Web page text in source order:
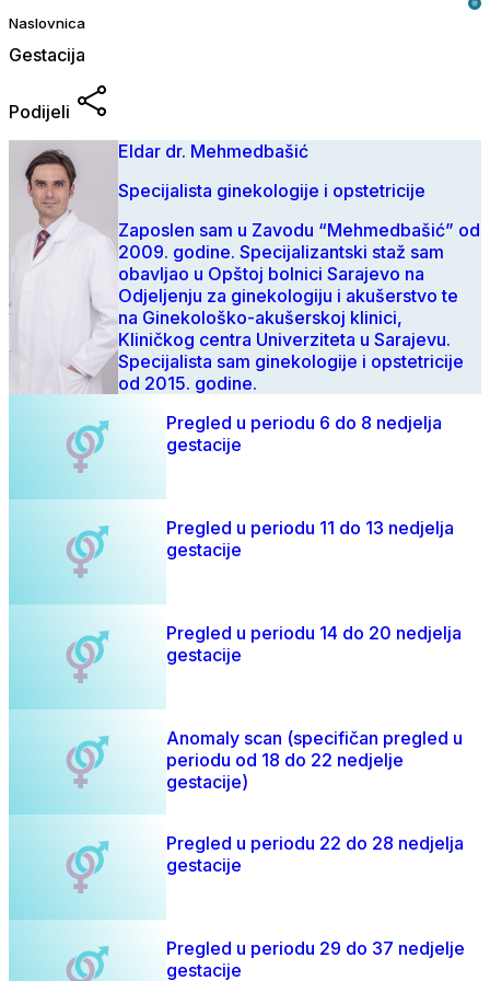
Naslovnica
Gestacija
Podijeli
Eldar dr. Mehmedbašić
Specijalista ginekologije i opstetricije
Zaposlen sam u Zavodu “Mehmedbašić” od
2009. godine. Specijalizantski staž sam
obavljao u Opštoj bolnici Sarajevo na
Odjeljenju za ginekologiju i akušerstvo te
na Ginekološko-akušerskoj klinici,
Kliničkog centra Univerziteta u Sarajevu.
Specijalista sam ginekologije i opstetricije
od 2015. godine.
Pregled u periodu 6 do 8 nedjelja
gestacije
Pregled u periodu 11 do 13 nedjelja
gestacije
Pregled u periodu 14 do 20 nedjelja
gestacije
Anomaly scan (specifičan pregled u
periodu od 18 do 22 nedjelje
gestacije)
Pregled u periodu 22 do 28 nedjelja
gestacije
Pregled u periodu 29 do 37 nedjelje
gestacije